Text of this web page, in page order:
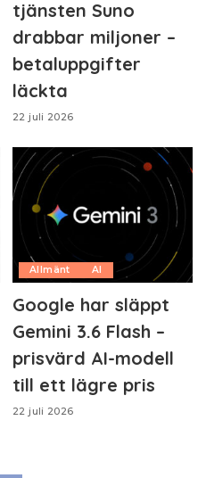
tjänsten Suno
drabbar miljoner –
betaluppgifter
läckta
22 juli 2026
Allmänt AI
Google har släppt
Gemini 3.6 Flash –
prisvärd AI-modell
till ett lägre pris
22 juli 2026